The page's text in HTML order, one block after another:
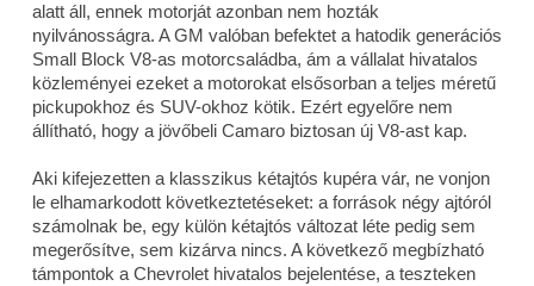
alatt áll, ennek motorját azonban nem hozták
nyilvánosságra. A GM valóban befektet a hatodik generációs
Small Block V8-as motorcsaládba, ám a vállalat hivatalos
közleményei ezeket a motorokat elsősorban a teljes méretű
pickupokhoz és SUV-okhoz kötik. Ezért egyelőre nem
állítható, hogy a jövőbeli Camaro biztosan új V8-ast kap.
Aki kifejezetten a klasszikus kétajtós kupéra vár, ne vonjon
le elhamarkodott következtetéseket: a források négy ajtóról
számolnak be, egy külön kétajtós változat léte pedig sem
megerősítve, sem kizárva nincs. A következő megbízható
támpontok a Chevrolet hivatalos bejelentése, a teszteken